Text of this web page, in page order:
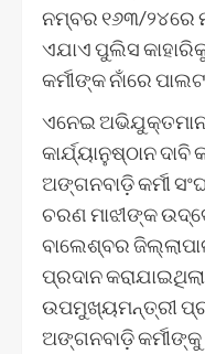
ନମ୍ବର ୧୬୩/୨୪ରେ
ଏଯାଏ ପୁଲିସ
କର୍ମୀଙ୍କ ନାଁରେ
ଏନେଇ
କାର୍ଯ୍ୟାନୁଷ୍ଠାନ
ଅଙ୍ଗନବାଡ଼ି କର୍ମୀ
ଚରଣ ମାଝୀଙ୍କ
ବାଲେଶ୍ବର
ପ୍ରଦାନ
ଉପମୁଖ୍ୟମନ୍ତ୍ରୀ
ଅଙ୍ଗନବାଡ଼ି କର୍ମୀଙ୍କୁ